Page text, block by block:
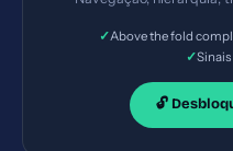
✓Above the fold
✓
🔓